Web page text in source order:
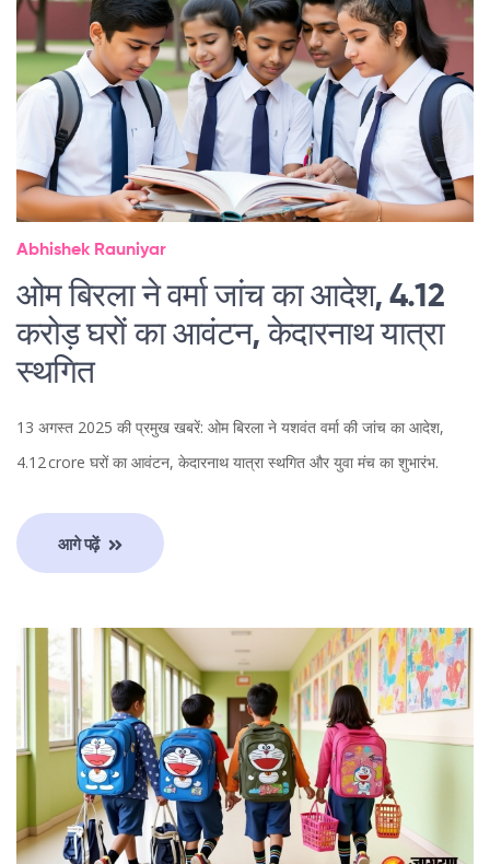
Abhishek Rauniyar
ओम बिरला ने वर्मा जांच का आदेश, 4.12
करोड़ घरों का आवंटन, केदारनाथ यात्रा
स्थगित
13 अगस्त 2025 की प्रमुख खबरें: ओम बिरला ने यशवंत वर्मा की जांच का आदेश,
4.12 crore घरों का आवंटन, केदारनाथ यात्रा स्थगित और युवा मंच का शुभारंभ.
आगे पढ़ें